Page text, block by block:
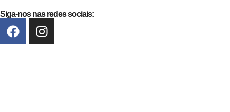
Siga-nos nas redes sociais: